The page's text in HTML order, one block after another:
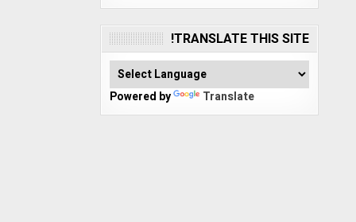
TRANSLATE THIS SITE!
Powered by Translate